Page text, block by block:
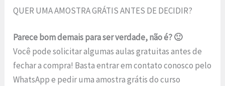
QUER UMA AMOSTRA GRÁTIS ANTES DE DECIDIR?
Parece bom demais para ser verdade, não é? 🙂
Você pode solicitar algumas aulas gratuitas antes de
fechar a compra! Basta entrar em contato conosco pelo
WhatsApp e pedir uma amostra grátis do curso